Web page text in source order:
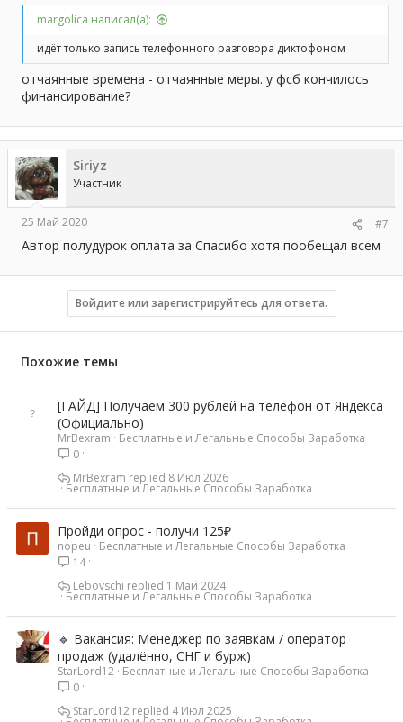
margolica написал(а):
идёт только запись телефонного разговора диктофоном
отчаянные времена - отчаянные меры. у фсб кончилось
финансирование?
Siriyz
Участник
25 Май 2020 #7
Автор полудурок оплата за Спасибо хотя пообещал всем
Войдите или зарегистрируйтесь для ответа.
Похожие темы
[ГАЙД] Получаем 300 рублей на телефон от Яндекса
(Официально)
MrBexram
Бесплатные и Легальные Способы Заработка
0
Бесплатные и Легальные Способы Заработка
8 Июл 2026
MrBexram
Пройди опрос - получи 125₽
nopeu
Бесплатные и Легальные Способы Заработка
14
Бесплатные и Легальные Способы Заработка
1 Май 2024
Lebovschi
🔹 Вакансия: Менеджер по заявкам / оператор
продаж (удалённо, СНГ и бурж)
StarLord12 Бесплатные и Легальные Способы Заработка
0
4 Июл 2025
StarLord12